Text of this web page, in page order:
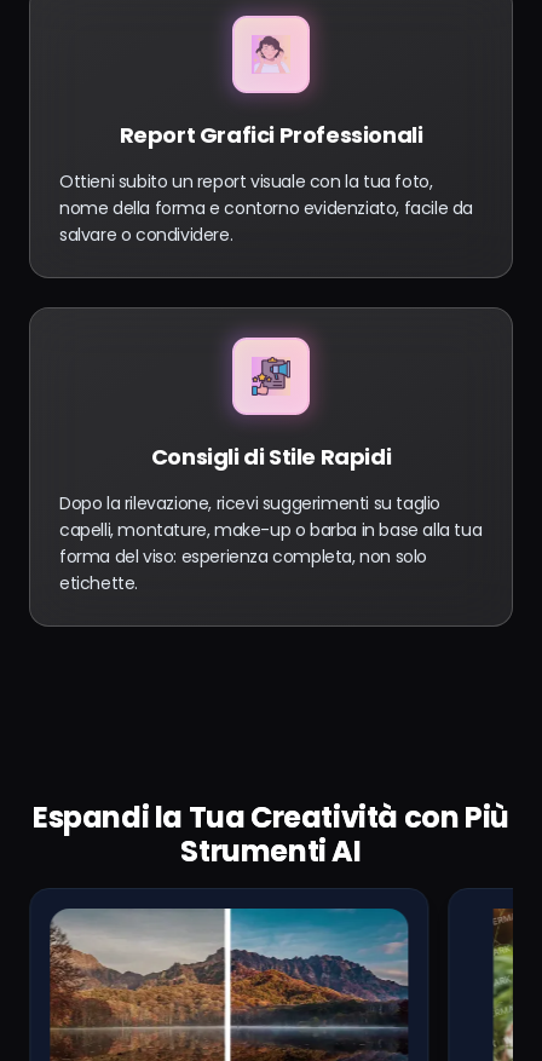
Report Grafici Professionali
Ottieni subito un report visuale con la tua foto,
nome della forma e contorno evidenziato, facile da
salvare o condividere.
Consigli di Stile Rapidi
Dopo la rilevazione, ricevi suggerimenti su taglio
capelli, montature, make-up o barba in base alla tua
forma del viso: esperienza completa, non solo
etichette.
Espandi la Tua Creatività con Più
Strumenti AI